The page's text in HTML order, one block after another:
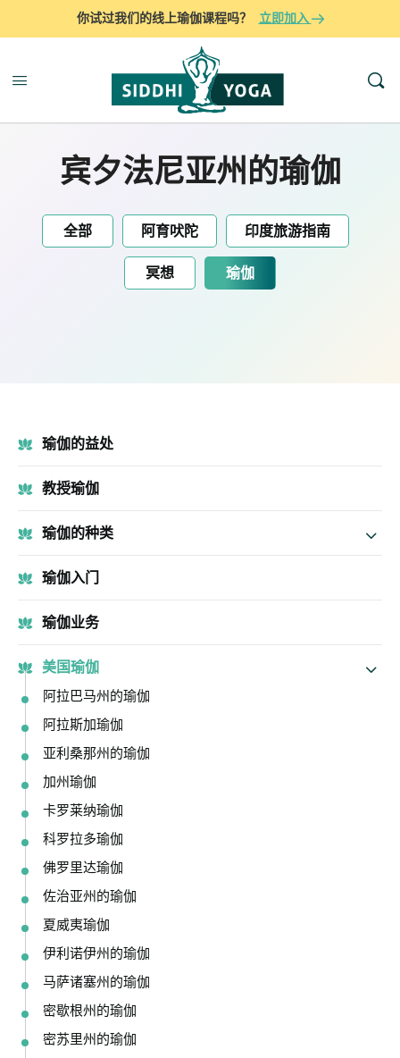
你试过我们的线上瑜伽课程吗？ 立即加入
宾夕法尼亚州的瑜伽
全部 阿育吠陀 印度旅游指南
冥想 瑜伽
瑜伽的益处
教授瑜伽
瑜伽的种类
瑜伽入门
瑜伽业务
美国瑜伽
阿拉巴马州的瑜伽
阿拉斯加瑜伽
亚利桑那州的瑜伽
加州瑜伽
卡罗莱纳瑜伽
科罗拉多瑜伽
佛罗里达瑜伽
佐治亚州的瑜伽
夏威夷瑜伽
伊利诺伊州的瑜伽
马萨诸塞州的瑜伽
密歇根州的瑜伽
密苏里州的瑜伽